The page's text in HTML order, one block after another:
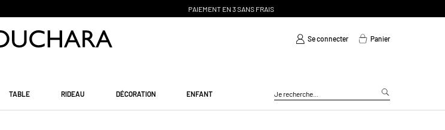
Se connecter Panier
TABLE RIDEAU DÉCORATION ENFANT